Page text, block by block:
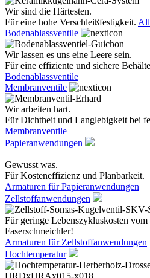
Wir sind die Härtesten.
Für eine hohe Verschleißfestigkeit.
Bodenablassventile
Wir lassen es uns eine Leere sein.
Für eine effiziente und sichere
Bodenablassventile
Membranventile
Wir arbeiten hart.
Für Dichtheit und Langlebigkeit bei
Membranventile
Papieranwendungen
Gewusst was.
Für Kosteneffizienz und Planbarkeit.
Armaturen für Papieranwendungen
Zellstoffanwendungen
Für geringe Lebenszykluskosten
Faserschmeichler!
Armaturen für Zellstoffanwendungen
Hochtemperatur